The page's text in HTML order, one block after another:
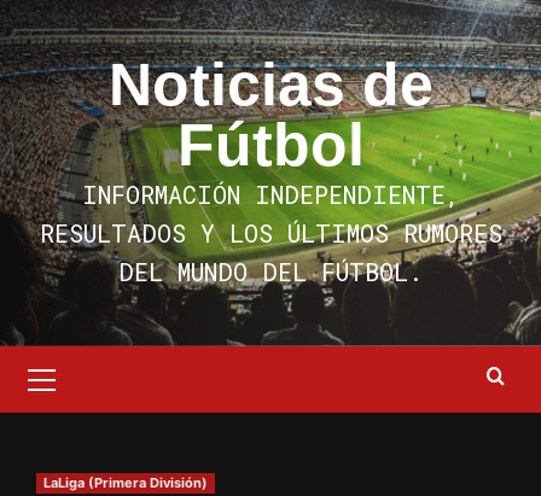
Saltar
al
contenido
Noticias de
Fútbol
INFORMACIÓN INDEPENDIENTE,
RESULTADOS Y LOS ÚLTIMOS RUMORES
DEL MUNDO DEL FÚTBOL.
primario
LaLiga (Primera División)